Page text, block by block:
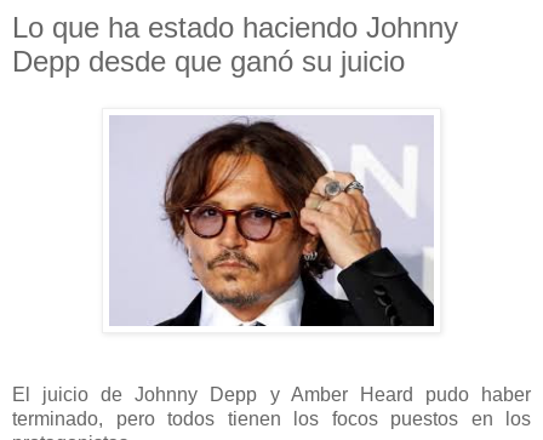
Lo que ha estado haciendo Johnny
Depp desde que ganó su juicio
El juicio de Johnny Depp y Amber Heard pudo haber
terminado, pero todos tienen los focos puestos en los